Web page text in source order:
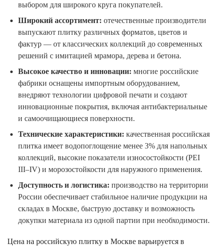
выбором для широкого круга покупателей.
Широкий ассортимент: отечественные производители
выпускают плитку различных форматов, цветов и
фактур — от классических коллекций до современных
решений с имитацией мрамора, дерева и бетона.
Высокое качество и инновации: многие российские
фабрики оснащены импортным оборудованием,
внедряют технологии цифровой печати и создают
инновационные покрытия, включая антибактериальные
и самоочищающиеся поверхности.
Технические характеристики: качественная российская
плитка имеет водопоглощение менее 3% для напольных
коллекций, высокие показатели износостойкости (PEI
III–IV) и морозостойкости для наружного применения.
Доступность и логистика: производство на территории
России обеспечивает стабильное наличие продукции на
складах в Москве, быструю доставку и возможность
докупки материала из одной партии при необходимости.
Цена на российскую плитку в Москве варьируется в